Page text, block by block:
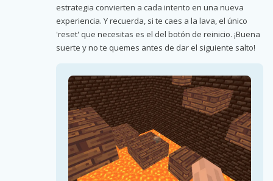
estrategia convierten a cada intento en una nueva
experiencia. Y recuerda, si te caes a la lava, el único
'reset' que necesitas es el del botón de reinicio. ¡Buena
suerte y no te quemes antes de dar el siguiente salto!